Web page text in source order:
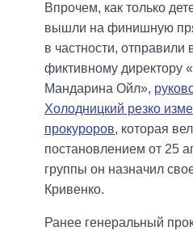
Впрочем, как только
вышли на финишную
в частности,
фиктивному директору
Мандарина Ойл»,
Холодницкий резко
прокуроров, которая
постановлением от 25
группы он назначил
Кривенко.
Ранее генеральный